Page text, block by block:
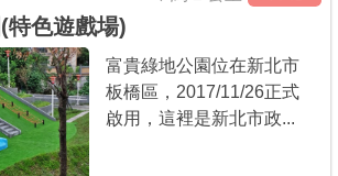
特色遊戲場)
富貴綠地公園位在新北市
板橋區，2017/11/26正式
啟用，這裡是新北市政...